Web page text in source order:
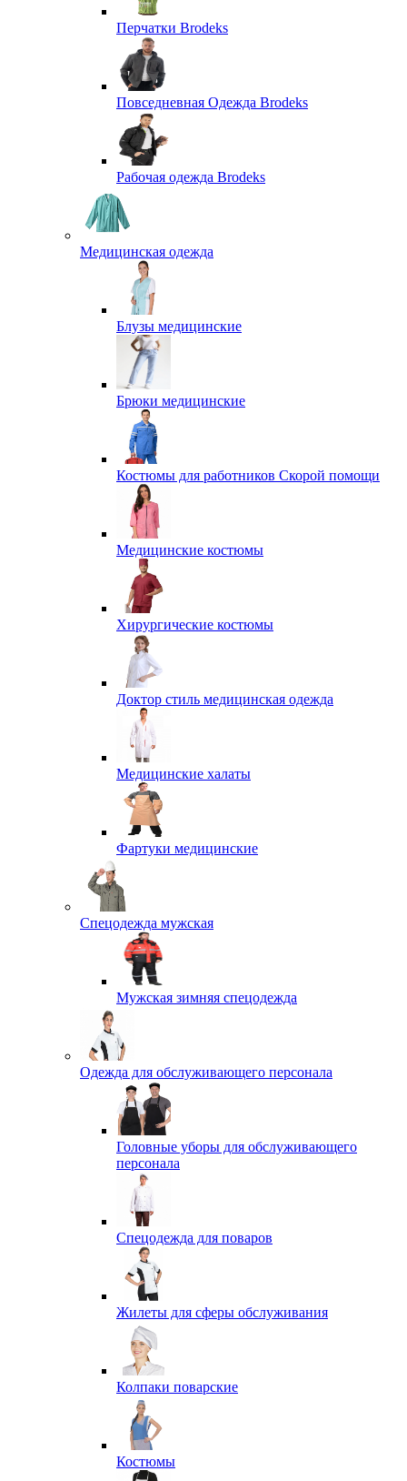
Перчатки Brodeks
Повседневная Одежда Brodeks
Рабочая одежда Brodeks
Медицинская одежда
Блузы медицинские
Брюки медицинские
Костюмы для работников Скорой помощи
Медицинские костюмы
Хирургические костюмы
Доктор стиль медицинская одежда
Медицинские халаты
Фартуки медицинские
Спецодежда мужская
Мужская зимняя спецодежда
Одежда для обслуживающего персонала
Головные уборы для обслуживающего
персонала
Спецодежда для поваров
Жилеты для сферы обслуживания
Колпаки поварские
Костюмы